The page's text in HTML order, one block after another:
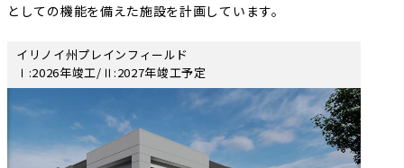
としての機能を備えた施設を計画しています。
イリノイ州プレインフィールド
Ⅰ:2026年竣工/Ⅱ:2027年竣工予定